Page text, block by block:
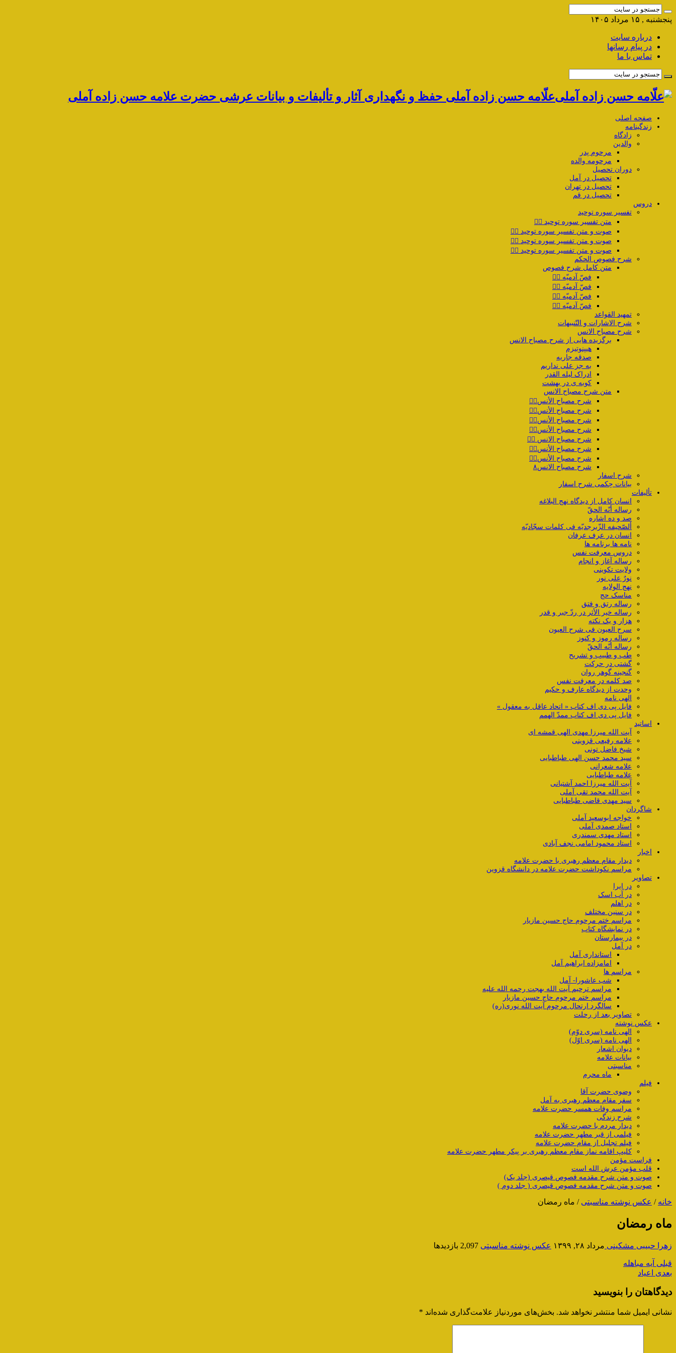
پنجشنبه , ۱۵ مرداد ۱۴۰۵
درباره سایت
در پیام رسانها
تماس با ما
علّامه حسن زاده آملی حفظ و نگهداری آثار و تألیفات و بیانات عرشی حضرت علامه حسن زاده آملی
صفحه اصلی
زندگینامه
زادگاه
والدین
مرحوم پدر
مرحومه والده
دوران تحصیل
تحصیل در آمل
تحصیل در تهران
تحصیل در قم
دروس
تفسیر سوره توحید
متن تفسیر سوره توحید ۱️⃣
صوت و متن تفسیر سوره توحید ۲️⃣
صوت و متن تفسیر سوره توحید ۳️⃣
صوت و متن تفسیر سوره توحید ۴️⃣
شرح فصوص الحکم
متن کامل شرح فصوص
فصّ آدمیّه ۱️⃣
فصّ آدمیّه ۲️⃣
فصّ آدمیّه ۳️⃣
فصّ آدمیّه ۴️⃣
تمهید القواعد
شرح الاشارات و التّنبیهات
شرح مصباح الانس
برگزیده هایی از شرح مصباح الانس
هیپنوتیزم
صدقه جاریه
به جز علی نداریم
ادراک لیله القدر
کوبه ی در بهشت
متن شرح مصباح الانس
شرح مصباح الأنس۱️⃣
شرح مصباح الأنس۲️⃣
شرح مصباح الأنس۳️⃣
شرح مصباح الأنس۴️⃣
شرح مصباح الانس ۵️⃣
شرح مصباح الأنس۶️⃣
شرح مصباح الأنس۷️⃣
شرح مصباح الانس۸
شرح اسفار
بیانات حِکمی شرح اسفار
تألیفات
انسان کامل از دیدگاه نهج البلاغه
رساله أنّه الحقّ
صد و ده اشاره
ألصّحیفه الزّبرجدیّه فی کلمات سجّادیّه
انسان در عرف عرفان
نامه ها برنامه ها
دروس معرفت نفس
رساله آغاز و انجام
ولایت تکوینی
نورٌ علی نور
نهج الولایه
مناسک حج
رساله رتق و فتق
رساله خیر الأثر در ردّ جبر و قدر
هزار و یک نکته
سرح العیون فی شرح العیون
رساله رموز و کنوز
رساله أنّه الحقّ
طب و طبیب و تشریح
گشتی در حرکت
گنجینه گوهر روان
صد کلمه در معرفت نفس
وحدت از دیدگاه عارف و حکیم
الهی نامه
فایل پی دی اف کتاب « اتحاد عاقل به معقول »
فایل پی دی اف کتاب ممدّ الهمم
اساتید
آیت الله میرزا مهدی الهی قمشه ای
علامه رفیعی قزوینی
شیخ فاضل تونی
سید محمد حسن الهی طباطبایی
علامه شعرانی
علامه طباطبایی
آیت الله میرزا احمد آشتیانی
آیت الله محمد تقی آملی
سید مهدی قاضی طباطبایی
شاگردان
خواجه ابوسعید آملی
استاد صمدی آملی
استاد مهدی سمندری
استاد محمود امامی نجف آبادی
اخبار
دیدار مقام معظم رهبری با حضرت علامه
مراسم نکوداشت حضرت علامه در دانشگاه قزوین
تصاویر
در ایرا
در آب اسک
در اهلم
در سنین مختلف
مراسم ختم مرحوم حاج حسین مازیار
در نمایشگاه کتاب
در بیمارستان
در آمل
استانداری آمل
امامزاده ابراهیم آمل
مراسم ها
شب عاشورا- آمل
مراسم ترحیم آیت الله بهجت رحمه الله علیه
مراسم ختم مرحوم حاج حسین مازیار
سالگرد ارتحال مرحوم آیت الله نوری(ره)
تصاویر بعد از رحلت
عکس نوشته
الهی نامه (سری دوّم)
الهی نامه (سری اوّل)
دیوان اشعار
بیانات علامه
مناسبتی
ماه محرم
فیلم
وضوی حضرت آقا
سفر مقام معظم رهبری به آمل
مراسم وفات همسر حضرت علامه
شرح زندگی
دیدار مردم با حضرت علامه
فیلمی از قبر مطهر حضرت علامه
فیلم تجلیل از مقام حضرت علامه
کلیپ اقامه نماز مقام معظم رهبری بر پیکر مطهر حضرت علامه
فراست مؤمن
قلب مؤمن عرش الله است
صوت و متن شرح مقدمه فصوص قیصری (جلد یک)
صوت و متن شرح مقدمه فصوص قیصری ( جلد دوم )
خانه / عکس نوشته مناسبتی / ماه رمضان
ماه رمضان
زهرا حبیبی مشکینی مرداد ۲۸, ۱۳۹۹ عکس نوشته مناسبتی 2,097 بازدیدها
قبلی آیه مباهله
بعدی اعیاد
دیدگاهتان را بنویسید
نشانی ایمیل شما منتشر نخواهد شد. بخش‌های موردنیاز علامت‌گذاری شده‌اند *